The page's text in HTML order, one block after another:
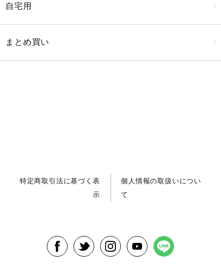
自宅用
まとめ買い
特定商取引法に基づく表
示
個人情報の取扱いについ
て